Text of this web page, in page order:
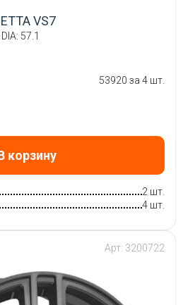
VS7
57.1
53920 за 4 шт.
корзину
2 шт.
4 шт.
Арт: 3200722